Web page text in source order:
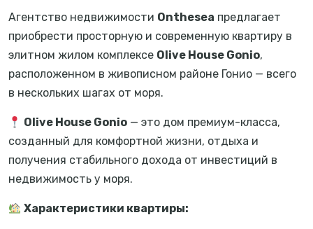
Агентство недвижимости Onthesea предлагает
приобрести просторную и современную квартиру в
элитном жилом комплексе Olive House Gonio,
расположенном в живописном районе Гонио — всего
в нескольких шагах от моря.
Olive House Gonio — это дом премиум-класса,
созданный для комфортной жизни, отдыха и
получения стабильного дохода от инвестиций в
недвижимость у моря.
Характеристики квартиры: